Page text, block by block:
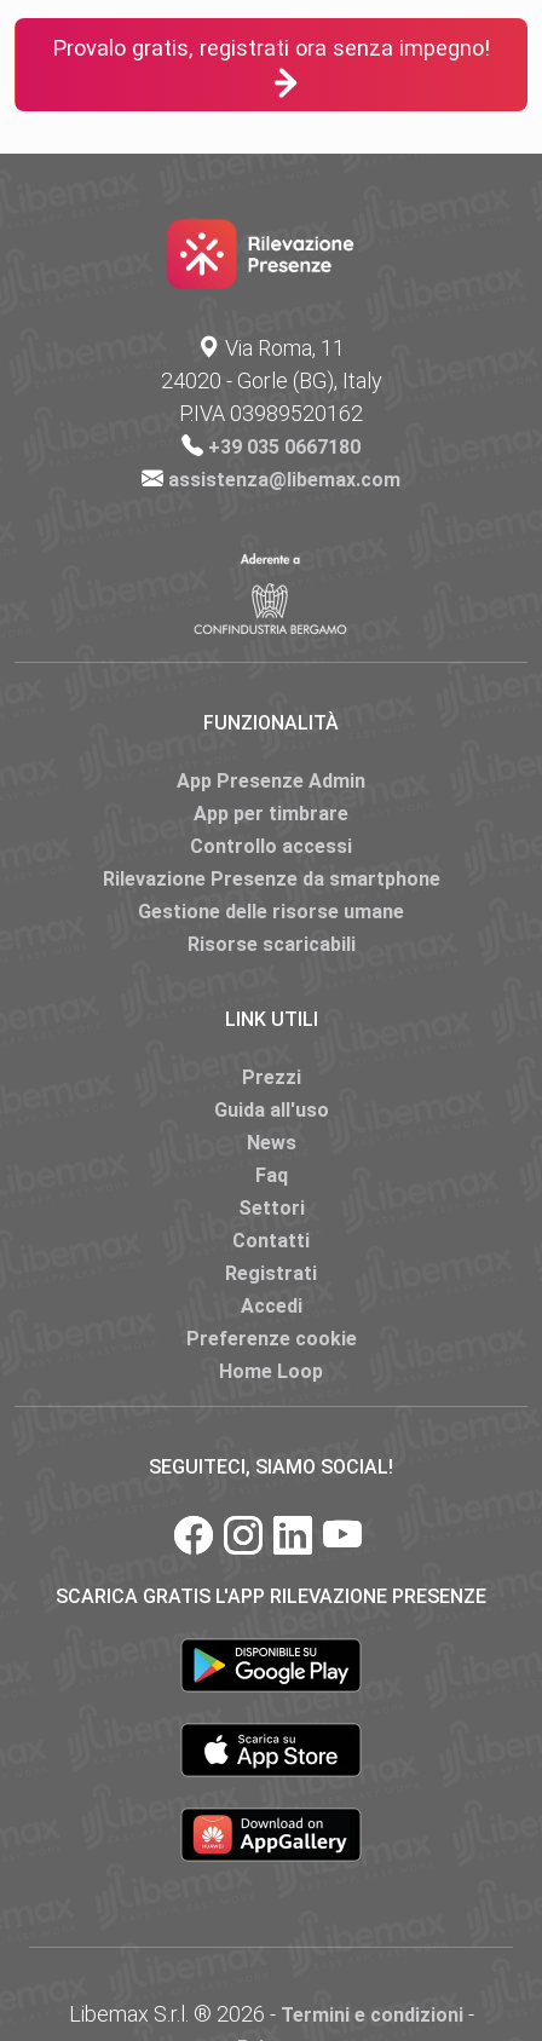
Provalo gratis, registrati ora senza impegno!
Via Roma, 11
24020 - Gorle (BG), Italy
P.IVA 03989520162
+39 035 0667180
assistenza@libemax.com
FUNZIONALITÀ
App Presenze Admin
App per timbrare
Controllo accessi
Rilevazione Presenze da smartphone
Gestione delle risorse umane
Risorse scaricabili
LINK UTILI
Prezzi
Guida all'uso
News
Faq
Settori
Contatti
Registrati
Accedi
Preferenze cookie
Home Loop
SEGUITECI, SIAMO SOCIAL!
SCARICA GRATIS L'APP RILEVAZIONE PRESENZE
Libemax S.r.l. ® 2026 - Termini e condizioni-